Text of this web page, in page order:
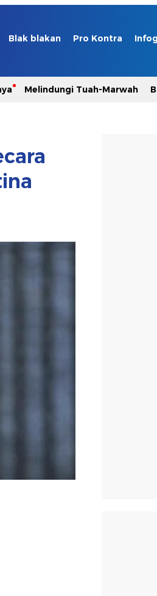
Blak blakan Pro Kontra
Melindungi Tuah-Marwah